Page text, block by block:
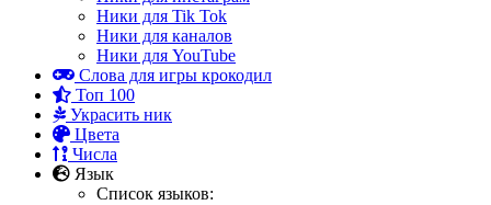
Ники для Tik Tok
Ники для каналов
Ники для YouTube
Слова для игры крокодил
Топ 100
Украсить ник
Цвета
Числа
Язык
Список языков: